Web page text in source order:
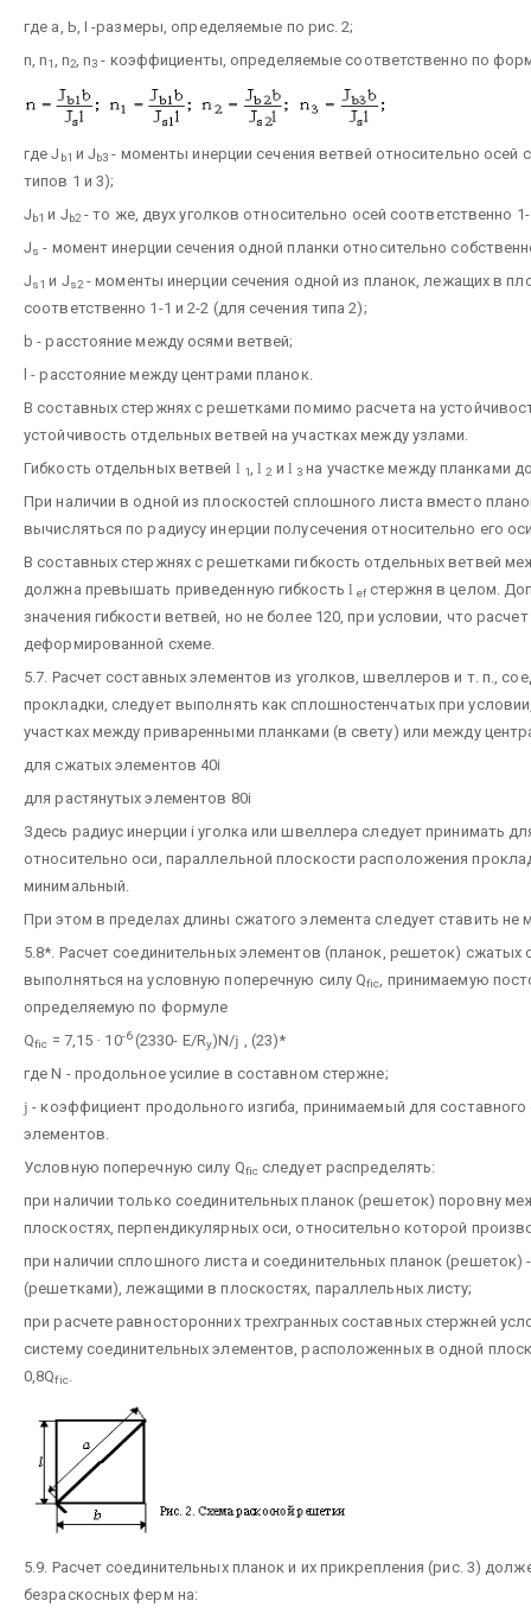
где a, Ь, I -размеры, определяемые по рис. 2;
n, n1 , n2, n3 - коэффициенты, определяемые соответственно по
где J b1 и Jb3 - моменты инерции сечения ветвей относительно осей
типов 1 и 3);
Jb1 и Jb2- то же, двух уголков относительно осей соответственно
Js - момент инерции сечения одной планки относительно
Js1 и Js2- моменты инерции сечения одной из планок, лежащих в
соответственно 1-1 и 2-2 (для сечения типа 2);
b - расстояние между осями ветвей;
l - расстояние между центрами планок.
В составных стержнях с решетками помимо расчета на
устойчивость отдельных ветвей на участках между узлами.
Гибкость отдельных ветвей l 1 ,l 2 и l 3 на участке между планками
При наличии в одной из плоскостей сплошного листа вместо
вычисляться по радиусу инерции полусечения относительно его
В составных стержнях с решетками гибкость отдельных ветвей
должна превышать приведенную гибкость l efстержня в целом.
значения гибкости ветвей, но не более 120, при условии, что
деформированной схеме.
5.7. Расчет составных элементов из уголков, швеллеров и т. п.,
прокладки, следует выполнять как сплошностенчатых при
участках между приваренными планками (в свету) или между
для сжатых элементов 40i
для растянутых элементов 80i
Здесь радиус инерции i уголка или швеллера следует принимать
относительно оси, параллельной плоскости расположения
минимальный.
При этом в пределах длины сжатого элемента следует ставить не
5.8*. Расчет соединительных элементов (планок, решеток)
выполняться на условную поперечную силу Qfic , принимаемую
определяемую по формуле
Qfic = 7,15 · 10-6(2330- E/Ry)N/j , (23)*
где N - продольное усилие в составном стержне;
j - коэффициент продольного изгиба, принимаемый для
элементов.
Условную поперечную силу Qficследует распределять:
при наличии только соединительных планок (решеток) поровну
плоскостях, перпендикулярных оси, относительно которой
при наличии сплошного листа и соединительных планок
(решетками), лежащими в плоскостях, параллельных листу;
при расчете равносторонних трехгранных составных стержней
систему соединительных элементов, расположенных в одной
0,8Qfic.
5.9. Расчет соединительных планок и их прикрепления (рис. 3)
безраскосных ферм на: